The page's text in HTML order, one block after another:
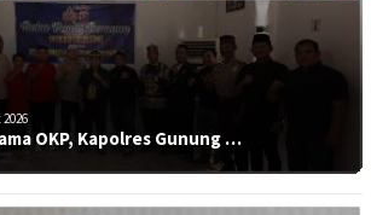
OKP, Kapolres Gunung …